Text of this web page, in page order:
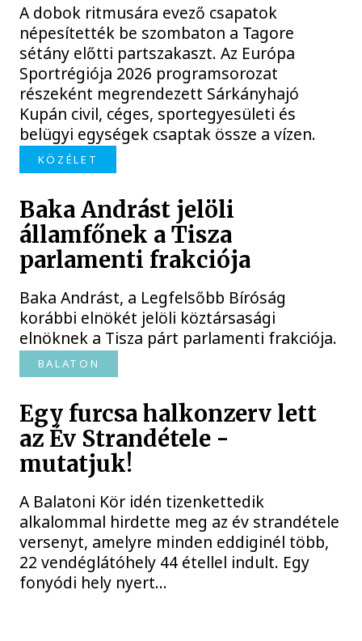
A dobok ritmusára evező csapatok
népesítették be szombaton a Tagore
sétány előtti partszakaszt. Az Európa
Sportrégiója 2026 programsorozat
részeként megrendezett Sárkányhajó
Kupán civil, céges, sportegyesületi és
belügyi egységek csaptak össze a vízen.
KÖZÉLET
Baka Andrást jelöli
államfőnek a Tisza
parlamenti frakciója
Baka Andrást, a Legfelsőbb Bíróság
korábbi elnökét jelöli köztársasági
elnöknek a Tisza párt parlamenti frakciója.
BALATON
Egy furcsa halkonzerv lett
az Év Strandétele -
mutatjuk!
A Balatoni Kör idén tizenkettedik
alkalommal hirdette meg az év strandétele
versenyt, amelyre minden eddiginél több,
22 vendéglátóhely 44 étellel indult. Egy
fonyódi hely nyert...